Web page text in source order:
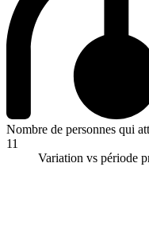
Nombre de personnes qui
11
Variation vs période